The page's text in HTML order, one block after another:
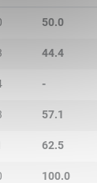
50.0
44.4
-
57.1
62.5
100.0